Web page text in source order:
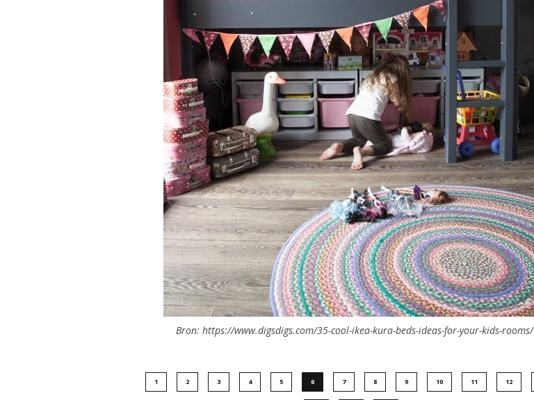
Bron: https://www.digsdigs.com/35-cool-ikea-kura-beds-ideas-for-your-kids-rooms/
1 2 3 4 5 6 7 8 9 10 11 12